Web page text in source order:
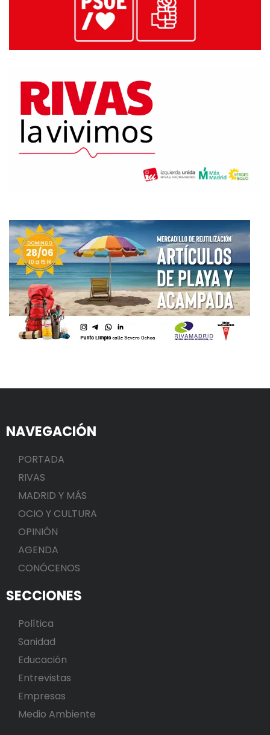
NAVEGACIÓN
PORTADA
RIVAS
MADRID Y MÁS
OCIO Y CULTURA
OPINIÓN
AGENDA
CONÓCENOS
SECCIONES
Política
Sanidad
Educación
Entrevistas
Empresas
Medio Ambiente